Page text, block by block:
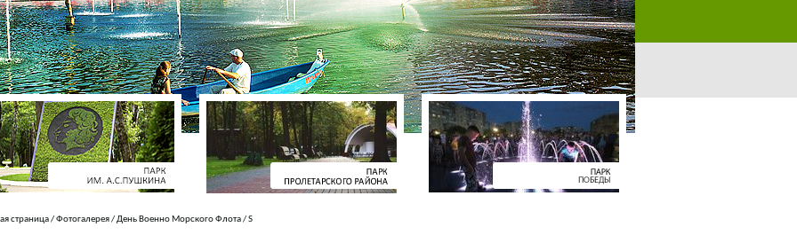
страница/Фотогалерея/День Военно Морского Флота/S